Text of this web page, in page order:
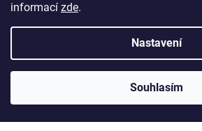
informací zde.
Nastavení
Souhlasím
Copyright 2026RICHVALSKY